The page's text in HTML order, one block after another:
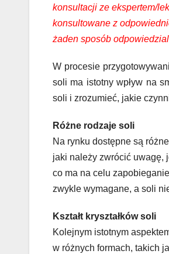
konsultacji ze ekspertem/
konsultowane z
żaden sposób
W procesie
soli ma istotny wpływ na
soli i zrozumieć, jakie
Różne rodzaje soli
Na rynku dostępne są
jaki należy zwrócić uwagę,
co ma na celu
zwykle wymagane, a soli
Kształt kryształków soli
Kolejnym istotnym
w różnych formach, takich